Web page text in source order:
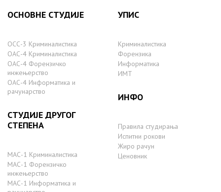
ОСНОВНЕ СТУДИЈЕ
ОСС-3 Криминалистика
ОАС-4 Криминалистика
ОАС-4 Форензичко
инжењерство
ОАС-4 Информатика и
рачунарство
СТУДИЈЕ ДРУГОГ
СТЕПЕНА
МАС-1 Криминалистика
МАС-1 Форензичко
инжењерство
МАС-1 Информатика и
УПИС
Криминалистика
Форензика
Информатика
ИМТ
ИНФО
Правила студирања
Испитни рокови
Жиро рачун
Ценовник